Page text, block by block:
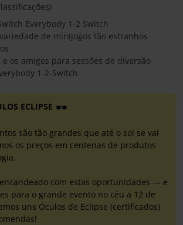
Everybody 1-2 Switch
de minijogos tão estranhos
os amigos para sessões de diversão
1-2-Switch
ECLIPSE
são tão grandes que até o sol se vai
os preços em centenas de produtos
com estas oportunidades — e
para o grande evento no céu a 12 de
uns Óculos de Eclipse (certificados)